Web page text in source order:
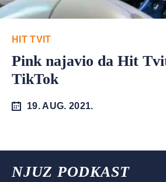
HIT TVIT
Pink najavio da Hit
TikTok
19. AUG. 2021.
NJUZ PODKAST